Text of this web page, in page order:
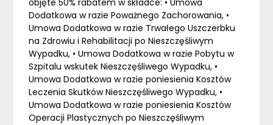
objęte 50% rabatem w składce: • Umowa
Dodatkowa w razie Poważnego Zachorowania, •
Umowa Dodatkowa w razie Trwałego Uszczerbku
na Zdrowiu i Rehabilitacji po Nieszczęśliwym
Wypadku, • Umowa Dodatkowa w razie Pobytu w
Szpitalu wskutek Nieszczęśliwego Wypadku, •
Umowa Dodatkowa w razie poniesienia Kosztów
Leczenia Skutków Nieszczęśliwego Wypadku, •
Umowa Dodatkowa w razie poniesienia Kosztów
Operacji Plastycznych po Nieszczęśliwym